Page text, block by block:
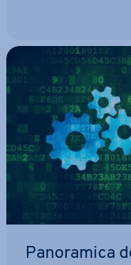
Pa­no­ra­mi­ca